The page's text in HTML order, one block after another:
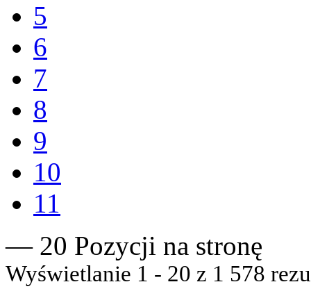
5
6
7
8
9
10
11
— 20 Pozycji na stronę
Wyświetlanie 1 - 20 z 1 578